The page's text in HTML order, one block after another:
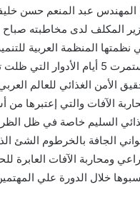
المهندس عبد المنعم حسن خليفة
المكلف لدى مخاطبته صباح
نظمتها المنظمة العربية
وإستمرت 5 أيام الأدوار
الأمن الغذائي للعالم
الآفات والتي إعتبرها من
السليم خاصة في ظل
الجافة بالخرطوم الشئ
ومحاربة الآفات العابرة
خلال الدورة علي